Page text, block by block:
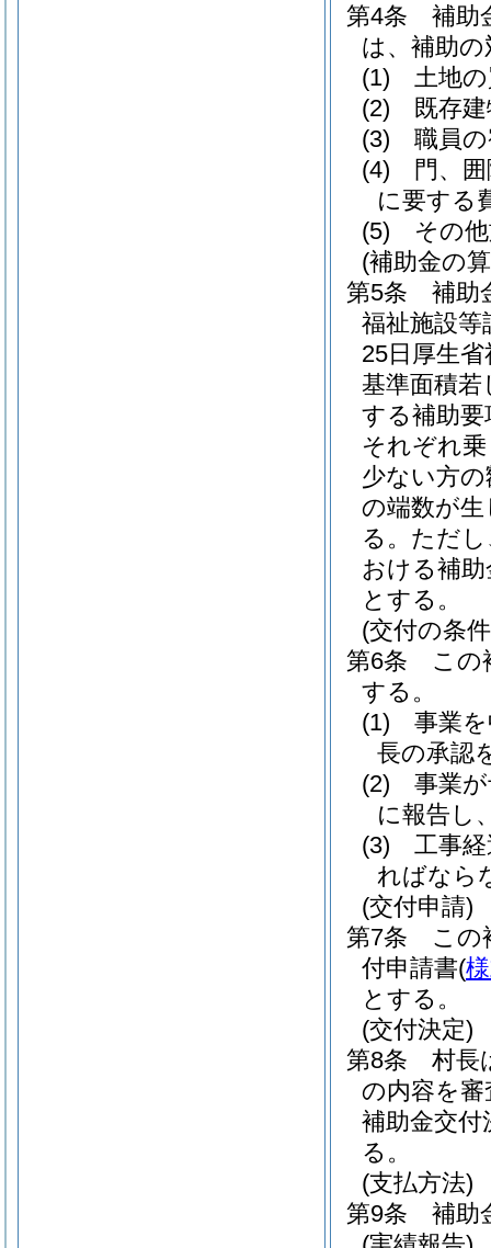
第4条
補助
は、補助
(1)
土地
(2)
既存
(3)
職員
(4)
門、
に要する
(5)
その
(補助金の
第5条
補助
福祉施設等
25日厚生
基準面積
する補助
それぞれ
少ない方
の端数が
る。 ただ
おける補
とする。
(交付の条
第6条
この
する。
(1)
事業
長の承認
(2)
事業
に報告し
(3)
工事
ればなら
(交付申請)
第7条
この
付申請書(
とする。
(交付決定)
第8条
村長
の内容を
補助金交付
る。
(支払方法)
第9条
補助